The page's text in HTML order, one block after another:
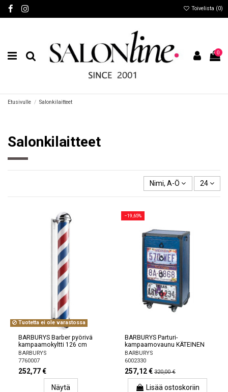
Toivelista (0)
0
Etusivulle Salonkilaitteet
Salonkilaitteet
Nimi, A-Ö 24
Tuotetta ei ole varastossa
BARBURYS Barber pyörivä
kampaamokyltti 126 cm
BARBURYS
7760007
252,77 €
Näytä
−19,65%
BARBURYS Parturi-
kampaamovaunu KÄTEINEN
BARBURYS
6002330
257,12 € 320,00 €
Lisää ostoskoriin